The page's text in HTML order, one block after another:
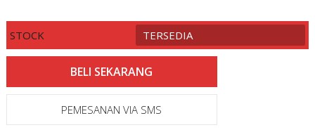
STOCK TERSEDIA
PEMESANAN VIA SMS